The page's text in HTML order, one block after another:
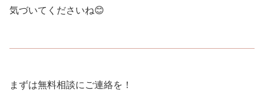
気づいてくださいね😊
まずは無料相談にご連絡を！